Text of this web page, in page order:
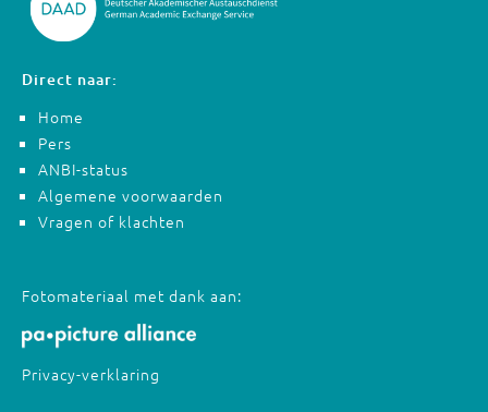
Direct naar:
Home
Pers
ANBI-status
Algemene voorwaarden
Vragen of klachten
Fotomateriaal met dank aan:
Privacy-verklaring